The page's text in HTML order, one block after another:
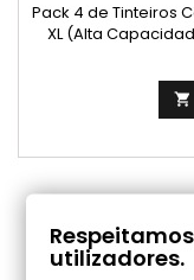
Pack 4 de Tinteiros
XL (Alta
X Cor: Ciano -
- Capacidade: 18

utilizadores.